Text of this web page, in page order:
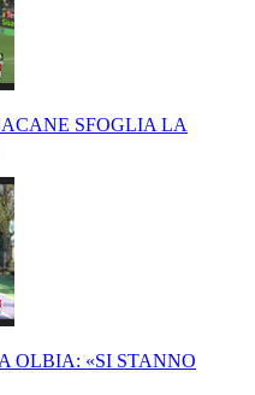
SFOGLIA LA
OLBIA: «SI STANNO